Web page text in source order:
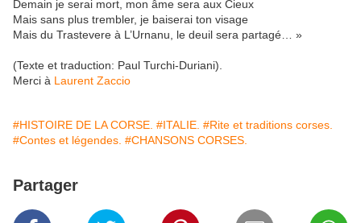
Demain je serai mort, mon âme sera aux Cieux
Mais sans plus trembler, je baiserai ton visage
Mais du Trastevere à L’Urnanu, le deuil sera partagé… »
(Texte et traduction: Paul Turchi-Duriani).
Merci à Laurent Zaccio
#HISTOIRE DE LA CORSE. #ITALIE. #Rite et traditions corses.
#Contes et légendes. #CHANSONS CORSES.
Partager